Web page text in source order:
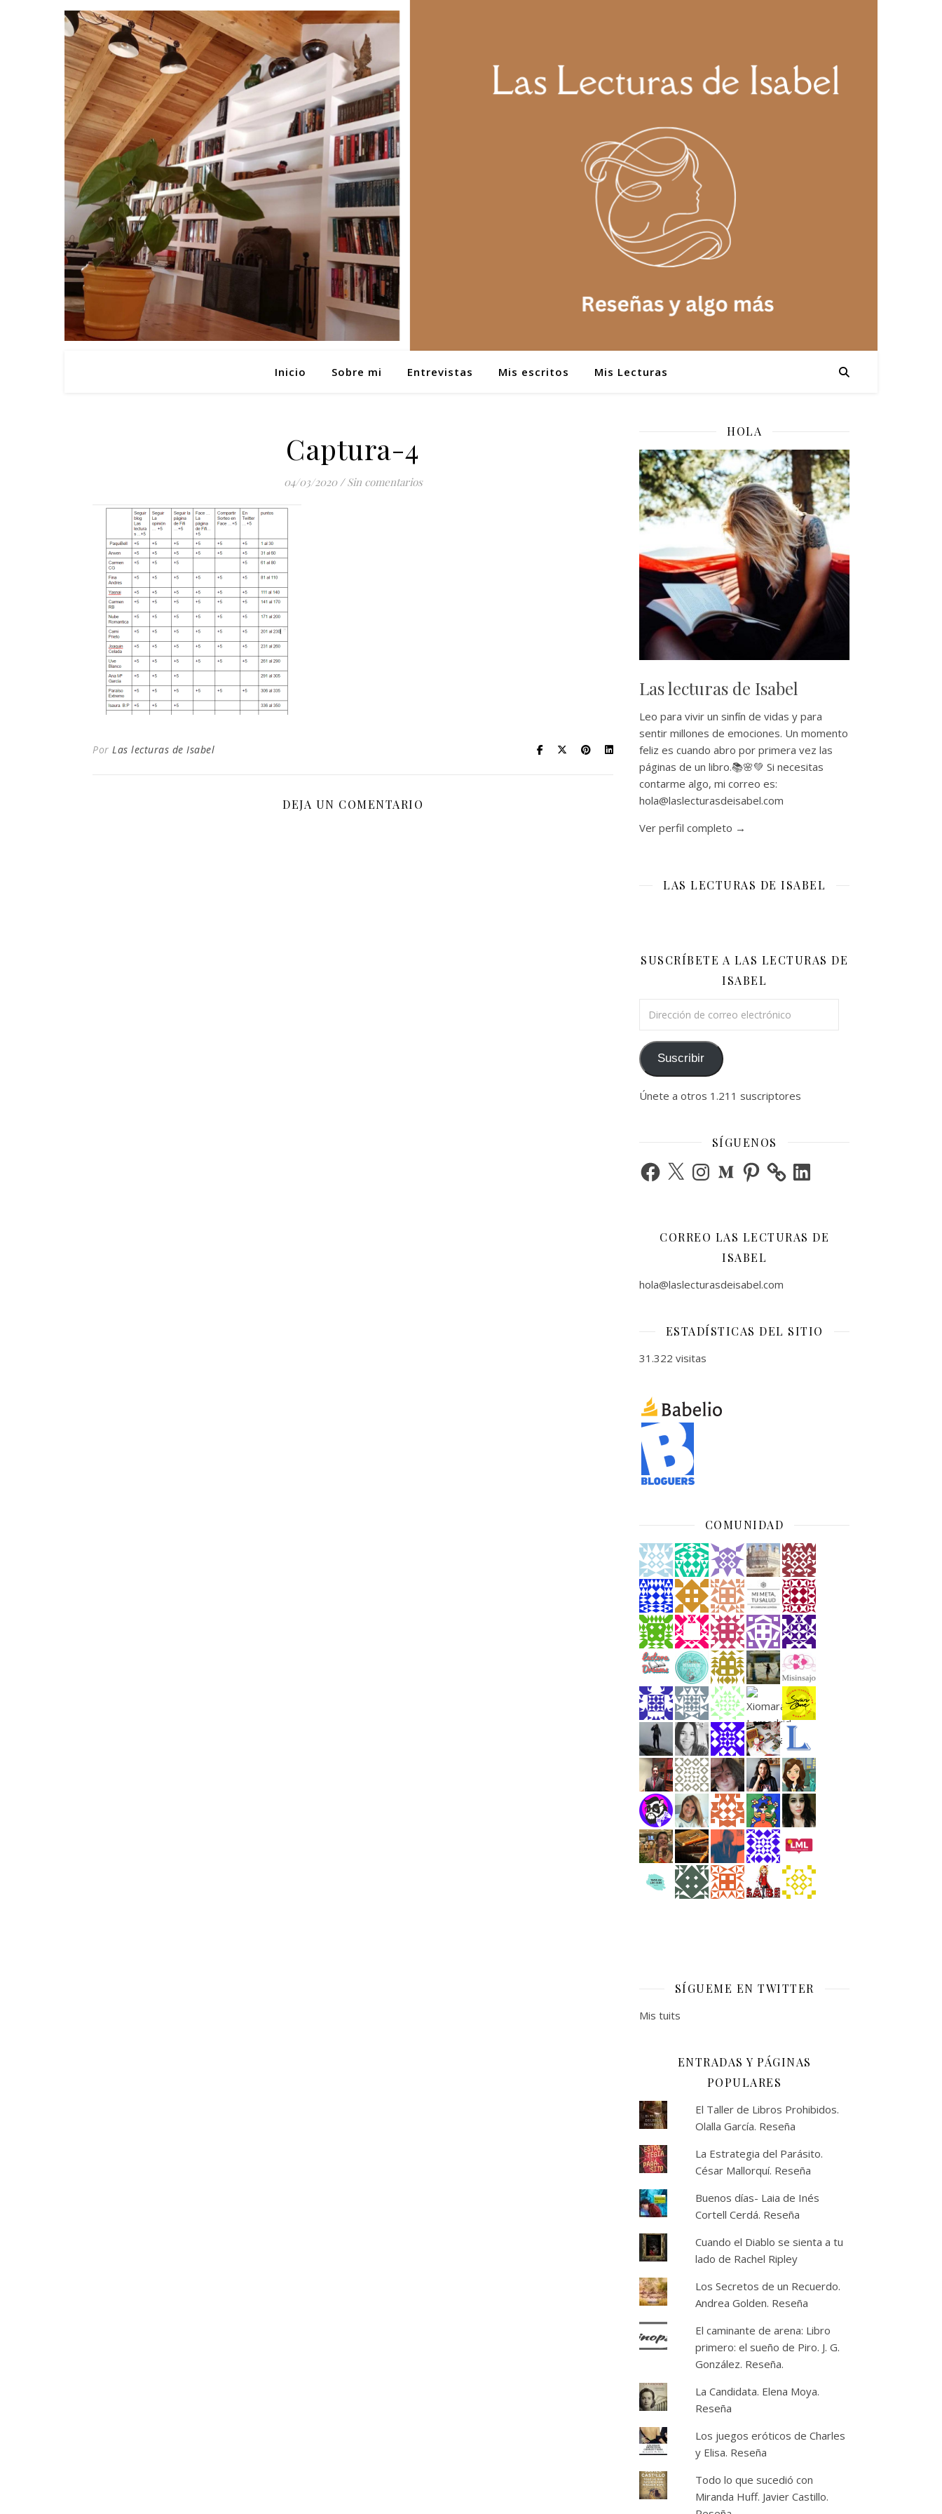
Inicio Sobre mi Entrevistas Mis escritos Mis Lecturas
Captura-4
04/03/2020 / Sin comentarios
Por Las lecturas de Isabel
DEJA UN COMENTARIO
HOLA
Las lecturas de Isabel
Leo para vivir un sinfín de vidas y para
sentir millones de emociones. Un momento
feliz es cuando abro por primera vez las
páginas de un libro.📚🌸💚 Si necesitas
contarme algo, mi correo es:
hola@laslecturasdeisabel.com
Ver perfil completo →
LAS LECTURAS DE ISABEL
SUSCRÍBETE A LAS LECTURAS DE
ISABEL
Suscribir
Únete a otros 1.211 suscriptores
SÍGUENOS
Facebook
X InstagramMediumPinterest LinkedIn
CORREO LAS LECTURAS DE
ISABEL
hola@laslecturasdeisabel.com
ESTADÍSTICAS DEL SITIO
31.322 visitas
COMUNIDAD
SÍGUEME EN TWITTER
Mis tuits
ENTRADAS Y PÁGINAS
POPULARES
El Taller de Libros Prohibidos.
Olalla García. Reseña
La Estrategia del Parásito.
César Mallorquí. Reseña
Buenos días- Laia de Inés
Cortell Cerdá. Reseña
Cuando el Diablo se sienta a tu
lado de Rachel Ripley
Los Secretos de un Recuerdo.
Andrea Golden. Reseña
El caminante de arena: Libro
primero: el sueño de Piro. J. G.
González. Reseña.
La Candidata. Elena Moya.
Reseña
Los juegos eróticos de Charles
y Elisa. Reseña
Todo lo que sucedió con
Miranda Huff. Javier Castillo.